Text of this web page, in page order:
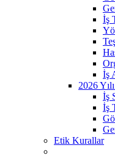
İş
İş
2026
İş
İş
Etik Kurallar